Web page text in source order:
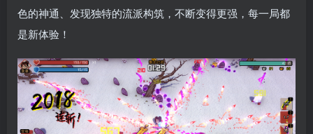
色的神通、发现独特的流派构筑，不断变得更强，每一局都
是新体验！